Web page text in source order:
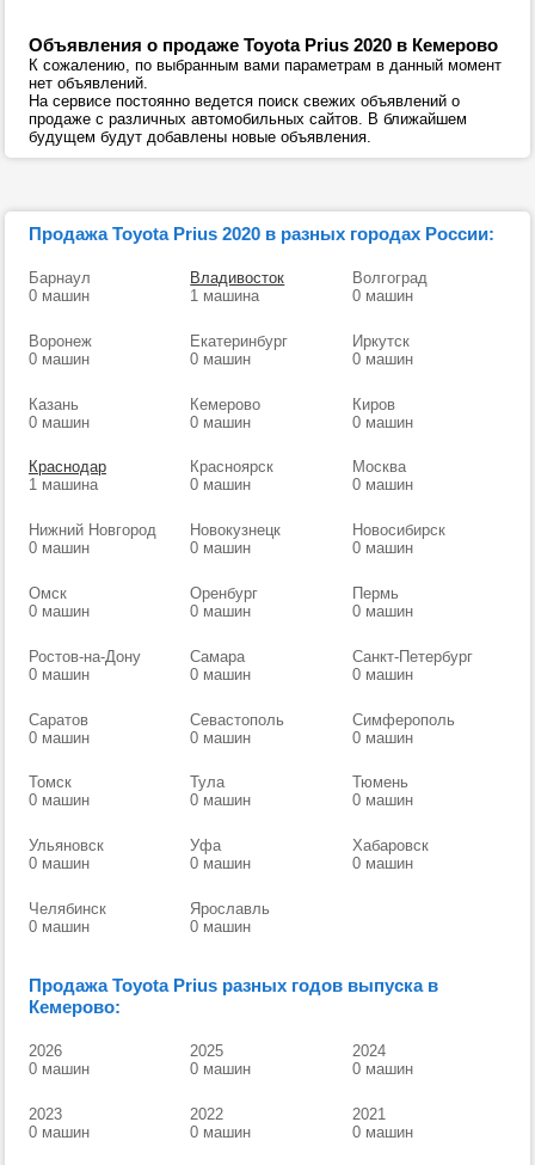
Объявления о продаже Toyota Prius 2020 в Кемерово
К сожалению, по выбранным вами параметрам в данный момент
нет объявлений.
На сервисе постоянно ведется поиск свежих объявлений о
продаже с различных автомобильных сайтов. В ближайшем
будущем будут добавлены новые объявления.
Продажа Toyota Prius 2020 в разных городах России:
Барнаул
0 машин
Владивосток
1 машина
Волгоград
0 машин
Воронеж
0 машин
Екатеринбург
0 машин
Иркутск
0 машин
Казань
0 машин
Кемерово
0 машин
Киров
0 машин
Краснодар
1 машина
Красноярск
0 машин
Москва
0 машин
Нижний Новгород
0 машин
Новокузнецк
0 машин
Новосибирск
0 машин
Омск
0 машин
Оренбург
0 машин
Пермь
0 машин
Ростов-на-Дону
0 машин
Самара
0 машин
Санкт-Петербург
0 машин
Саратов
0 машин
Севастополь
0 машин
Симферополь
0 машин
Томск
0 машин
Тула
0 машин
Тюмень
0 машин
Ульяновск
0 машин
Уфа
0 машин
Хабаровск
0 машин
Челябинск
0 машин
Ярославль
0 машин
Продажа Toyota Prius разных годов выпуска в
Кемерово:
2026
0 машин
2025
0 машин
2024
0 машин
2023
0 машин
2022
0 машин
2021
0 машин